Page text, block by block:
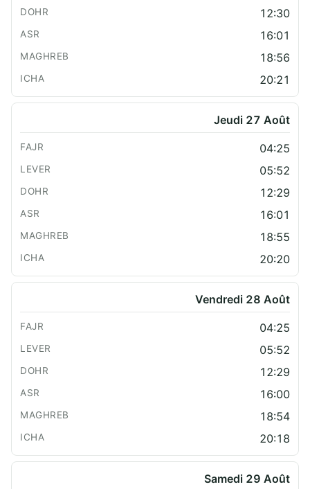
12:30
16:01
18:56
20:21
Jeudi 27 Août
04:25
05:52
12:29
16:01
18:55
20:20
Vendredi 28 Août
04:25
05:52
12:29
16:00
18:54
20:18
Samedi 29 Août